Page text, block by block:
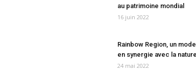
au patrimoine mondial
16 juin 2022
Rainbow Region, un
en synergie avec la nature
24 mai 2022